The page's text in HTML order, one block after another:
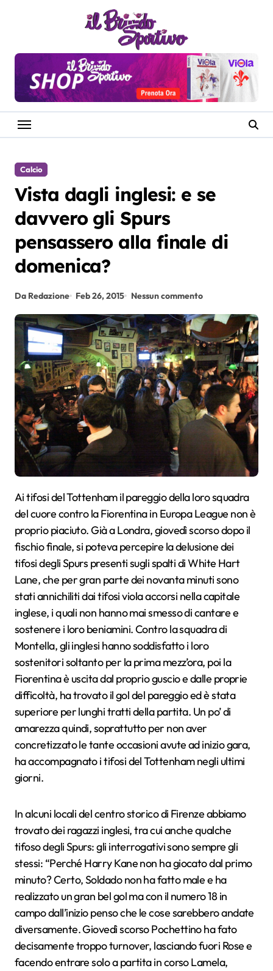
Calcio
Vista dagli inglesi: e se
davvero gli Spurs
pensassero alla finale di
domenica?
Da Redazione Feb 26, 2015 Nessun commento
Ai tifosi del Tottenham il pareggio della loro squadra
del cuore contro la Fiorentina in Europa League non è
proprio piaciuto. Già a Londra, giovedì scorso dopo il
fischio finale, si poteva percepire la delusione dei
tifosi degli Spurs presenti sugli spalti di White Hart
Lane, che per gran parte dei novanta minuti sono
stati annichiliti dai tifosi viola accorsi nella capitale
inglese, i quali non hanno mai smesso di cantare e
sostenere i loro beniamini. Contro la squadra di
Montella, gli inglesi hanno soddisfatto i loro
sostenitori soltanto per la prima mezz’ora, poi la
Fiorentina è uscita dal proprio guscio e dalle proprie
difficoltà, ha trovato il gol del pareggio ed è stata
superiore per lunghi tratti della partita. Un po’ di
amarezza quindi, soprattutto per non aver
concretizzato le tante occasioni avute ad inizio gara,
ha accompagnato i tifosi del Tottenham negli ultimi
giorni.
In alcuni locali del centro storico di Firenze abbiamo
trovato dei ragazzi inglesi, tra cui anche qualche
tifoso degli Spurs: gli interrogativi sono sempre gli
stessi: “Perché Harry Kane non ha giocato dal primo
minuto? Certo, Soldado non ha fatto male e ha
realizzato un gran bel gol ma con il numero 18 in
campo dall’inizio penso che le cose sarebbero andate
diversamente. Giovedì scorso Pochettino ha fato
decisamente troppo turnover, lasciando fuori Rose e
facendo entrare solo a partita in corso Lamela,